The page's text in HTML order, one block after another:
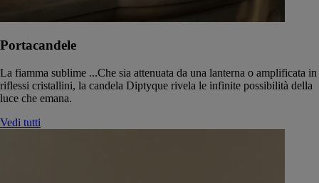
Portacandele
La fiamma sublime ...Che sia attenuata da una lanterna o amplificata in
riflessi cristallini, la candela Diptyque rivela le infinite possibilità della
luce che emana.
Vedi tutti